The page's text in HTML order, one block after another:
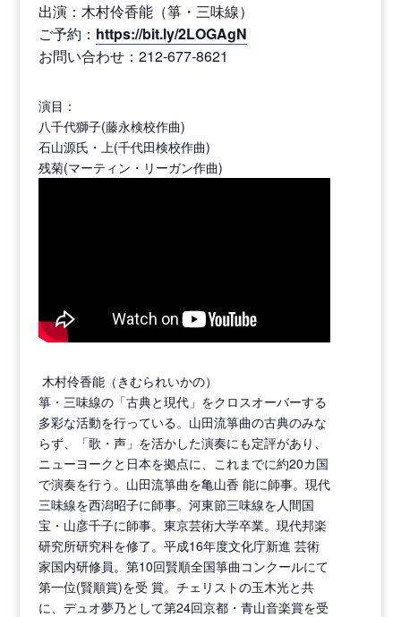
出演：木村伶香能（箏・三味線）
ご予約： https://bit.ly/2LOGAgN
お問い合わせ：212-677-8621
演目：
八千代獅子(藤永検校作曲)
石山源氏・上(千代田検校作曲)
残菊(マーティン・リーガン作曲)
木村伶香能（きむられいかの）
箏・三味線の「古典と現代」をクロスオーバーする
多彩な活動を行っている。山田流箏曲の古典のみな
らず、「歌・声」を活かした演奏にも定評があり、
ニューヨークと日本を拠点に、これまでに約20カ国
で演奏を行う。山田流箏曲を亀山香 能に師事。現代
三味線を西潟昭子に師事。河東節三味線を人間国
宝・山彦千子に師事。東京芸術大学卒業。現代邦楽
研究所研究科を修了。平成16年度文化庁新進 芸術
家国内研修員。第10回賢順全国箏曲コンクールにて
第一位(賢順賞)を受 賞。チェリストの玉木光と共
に、デュオ夢乃として第24回京都・青山音楽賞を受